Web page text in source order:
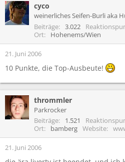
cyco
weinerliches Seifen-Burli aka
Beiträge 3.022
Ort
Hohenems/Wien
21. Juni 2006
10 Punkte, die Top-Ausbeute!
thrommler
Parkrocker
Beiträge
1.521
Ort
bamberg Website
21. Juni 2006